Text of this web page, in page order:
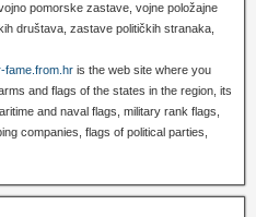
pomorske zastave, vojne položajne
društava, zastave političkih stranaka,
fame.from.hr is the web site where you
and flags of the states in the region, its
and naval flags, military rank flags,
companies, flags of political parties,